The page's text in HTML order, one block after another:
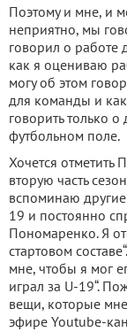
Поэтому и мне, и
неприятно, мы
говорил о работе
как я оцениваю
могу об этом
для команды и
говорить только
футбольном поле.
Хочется
вторую часть
вспоминаю
19 и постоянно
Пономаренко. Я
стартовом
мне, чтобы я мог
играл за U-19“.
вещи, которые
эфире Youtube-